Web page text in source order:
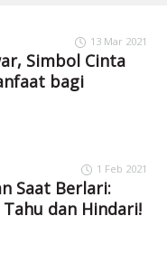
13 Mar 2021
Simbol Cinta
bagi
1 Feb 2021
Saat Berlari:
Tahu dan Hindari!